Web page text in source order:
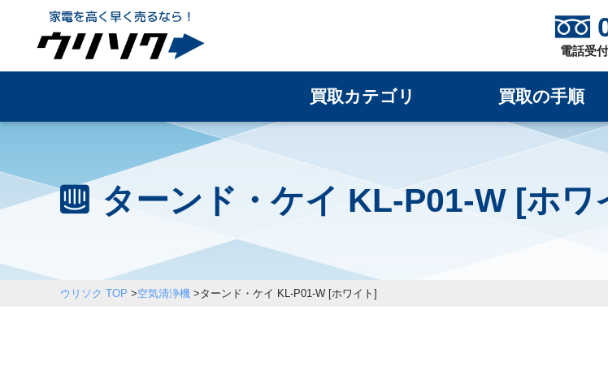
電話受
買取カテゴリ 買取の手順
ターンド・ケイ KL-P01-W [ホ
ウリソク TOP >空気清浄機>ターンド・ケイ KL-P01-W [ホワイト]